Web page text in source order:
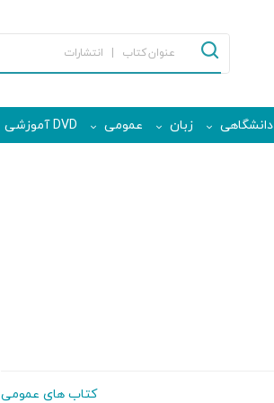
دانشگاهی زبان عمومی DVD آموزشی
کتاب های عمومی